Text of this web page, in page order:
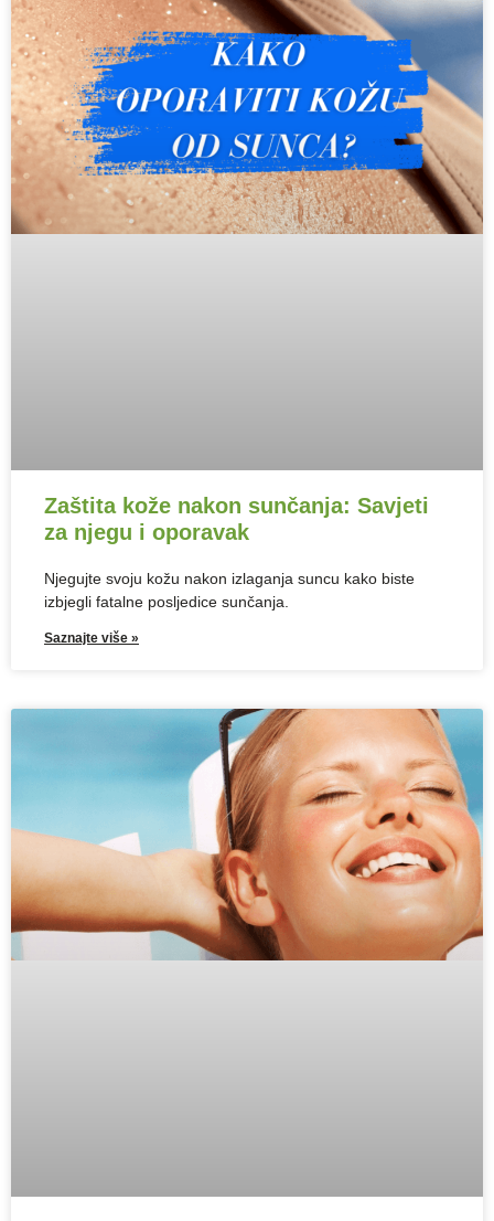
Zaštita kože nakon sunčanja: Savjeti
za njegu i oporavak
Njegujte svoju kožu nakon izlaganja suncu kako biste
izbjegli fatalne posljedice sunčanja.
Saznajte više »